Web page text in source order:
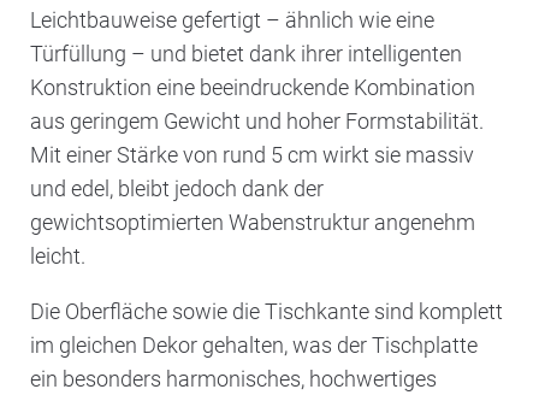
Leichtbauweise gefertigt – ähnlich wie eine
Türfüllung – und bietet dank ihrer intelligenten
Konstruktion eine beeindruckende Kombination
aus geringem Gewicht und hoher Formstabilität.
Mit einer Stärke von rund 5 cm wirkt sie massiv
und edel, bleibt jedoch dank der
gewichtsoptimierten Wabenstruktur angenehm
leicht.
Die Oberfläche sowie die Tischkante sind komplett
im gleichen Dekor gehalten, was der Tischplatte
ein besonders harmonisches, hochwertiges